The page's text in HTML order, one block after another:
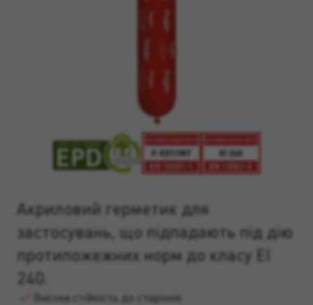
Акриловий герметик для
застосувань, що підпадають під дію
протипожежних норм до класу EI
240.
Висока стійкість до старіння